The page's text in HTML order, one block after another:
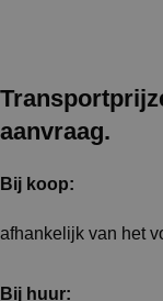
aanvraag.
Bij koop:
afhankelijk van het
Bij huur: